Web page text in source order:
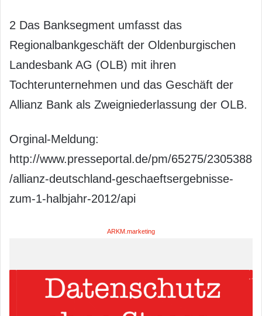
2 Das Banksegment umfasst das
Regionalbankgeschäft der Oldenburgischen
Landesbank AG (OLB) mit ihren
Tochterunternehmen und das Geschäft der
Allianz Bank als Zweigniederlassung der OLB.
Orginal-Meldung:
http://www.presseportal.de/pm/65275/2305388
/allianz-deutschland-geschaeftsergebnisse-
zum-1-halbjahr-2012/api
ARKM.marketing